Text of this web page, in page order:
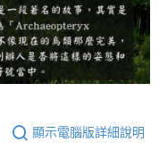
顯示電腦版詳細說明